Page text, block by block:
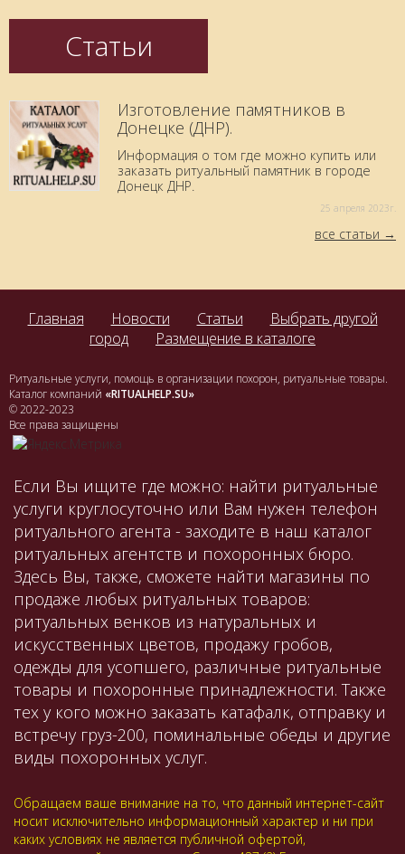
Статьи
Изготовление памятников в
Донецке (ДНР).
Информация о том где можно купить или
заказать ритуальный памятник в городе
Донецк ДНР.
25 aпреля 2023г.
все статьи
Главная Новости Статьи
Выбрать другой
город
Размещение в каталоге
Ритуальные услуги, помощь в организации похорон, ритуальные товары.
Каталог компаний «RITUALHELP.SU»
© 2022-2023
Все права защищены
Если Вы ищите где можно: найти ритуальные
услуги круглосуточно или Вам нужен телефон
ритуального агента - заходите в наш каталог
ритуальных агентств и похоронных бюро.
Здесь Вы, также, сможете найти магазины по
продаже любых ритуальных товаров:
ритуальных венков из натуральных и
искусственных цветов, продажу гробов,
одежды для усопшего, различные ритуальные
товары и похоронные принадлежности. Также
тех у кого можно заказать катафалк, отправку и
встречу груз-200, поминальные обеды и другие
виды похоронных услуг.
Обращаем ваше внимание на то, что данный интернет-сайт
носит исключительно информационный характер и ни при
каких условиях не является публичной офертой,